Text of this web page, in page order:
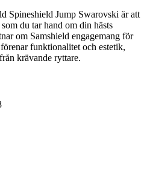
Spineshield Jump Swarovski är att
du tar hand om din hästs
om Samshield engagemang för
funktionalitet och estetik,
krävande ryttare.